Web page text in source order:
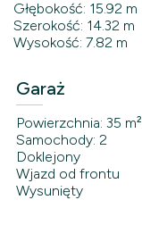
Głębokość: 15.92 m
Szerokość: 14.32 m
Wysokość: 7.82 m
Garaż
Powierzchnia: 35 m²
Samochody: 2
Doklejony
Wjazd od frontu
Wysunięty